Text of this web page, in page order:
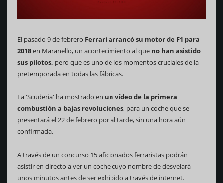
El pasado 9 de febrero Ferrari arrancó su motor de F1 para
2018en Maranello, un acontecimiento al que no han asistido
sus pilotos, pero que es uno de los momentos cruciales de la
pretemporada en todas las fábricas.
La 'Scuderia' ha mostrado en un vídeo de la primera
combustión a bajas revoluciones, para un coche que se
presentará el 22 de febrero por al tarde, sin una hora aún
confirmada.
A través de un concurso 15 aficionados ferraristas podrán
asistir en directo a ver un coche cuyo nombre de desvelará
unos minutos antes de ser exhibido a través de internet.